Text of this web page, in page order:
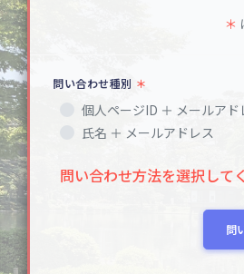
＊
問い合わせ種別 ＊
個人ページID ＋ メールアド
氏名 ＋ メールアドレス
問い合わせ方法を選択して
問